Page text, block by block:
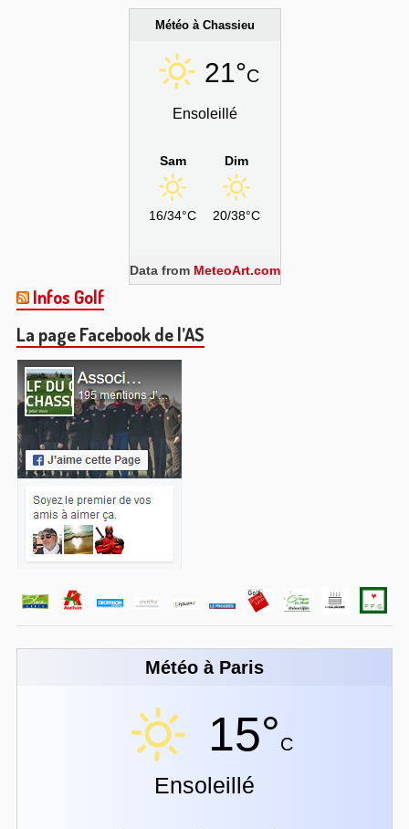
Météo à Chassieu
21°C
Ensoleillé
Sam
16/34°C
Dim
20/38°C
Data from MeteoArt.com
Infos Golf
La page Facebook de l’AS
Météo à Paris
15°C
Ensoleillé